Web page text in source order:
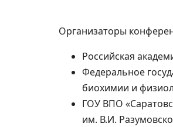
Организаторы
Российская
Федеральное
биохимии и
ГОУ ВПО
им. В.И.